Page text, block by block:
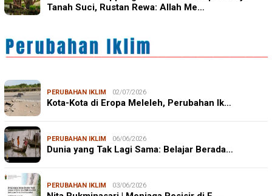
Tanah Suci, Rustan Rewa: Allah Me…
PERUBAHAN IKLIM 02/07/2026
Kota-Kota di Eropa Meleleh, Perubahan Ik…
PERUBAHAN IKLIM 06/06/2026
Dunia yang Tak Lagi Sama: Belajar Berada…
PERUBAHAN IKLIM 03/06/2026